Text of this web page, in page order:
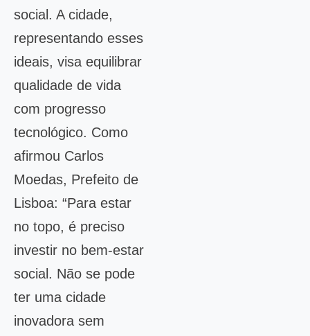
social. A cidade,
representando esses
ideais, visa equilibrar
qualidade de vida
com progresso
tecnológico. Como
afirmou Carlos
Moedas, Prefeito de
Lisboa: “Para estar
no topo, é preciso
investir no bem-estar
social. Não se pode
ter uma cidade
inovadora sem